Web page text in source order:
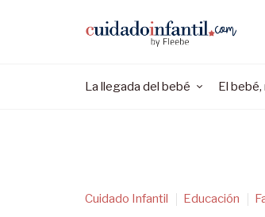
La llegada del bebé El bebé,
Cuidado Infantil Educación